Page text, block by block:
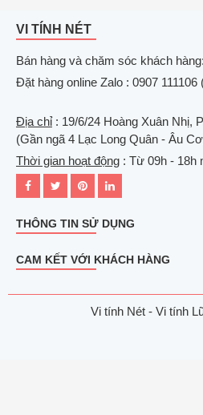
VI TÍNH NÉT
Bán hàng và chăm sóc khách
Đặt hàng online Zalo : 0907 111106
Địa chỉ: 19/6/24 Hoàng Xuân Nhị,
(Gần ngã 4 Lạc Long Quân - Âu
Thời gian hoạt động : Từ 09h - 18h
THÔNG TIN SỬ DỤNG
CAM KẾT VỚI KHÁCH HÀNG
Vi tính Nét - Vi tính